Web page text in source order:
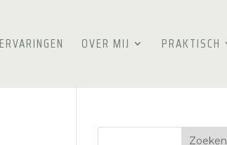
ERVARINGEN OVER MIJ PRAKTISCH
Zoeken